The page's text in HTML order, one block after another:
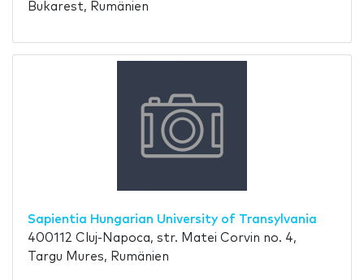
Bukarest, Rumänien
Sapientia Hungarian University of Transylvania
400112 Cluj-Napoca, str. Matei Corvin no. 4,
Targu Mures, Rumänien